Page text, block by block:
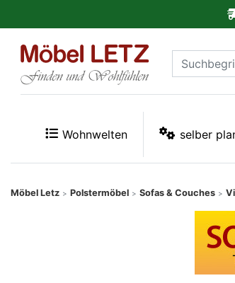
Wohnwelten selber
Möbel Letz > Polstermöbel > Sofas & Couches >
Kundenmeinungen
PREMIUM
Schnell